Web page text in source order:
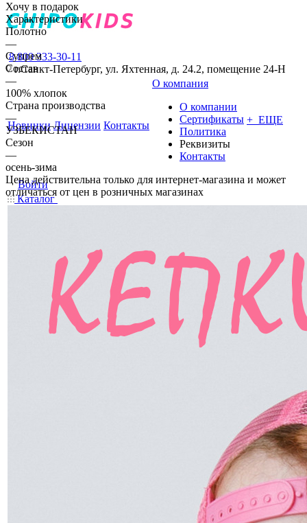
8 800 333-30-11
г.Санкт-Петербург, ул. Яхтенная, д. 24.2, помещение 24-Н
Новинки Лицензии Контакты
О компания
О компании
Сертификаты
Политика
Реквизиты
Контакты
+ ЕЩЕ
Войти
Каталог
Хочу в подарок
Характеристики
Полотно
—
Супрем
Состав
—
100% хлопок
Страна производства
—
УЗБЕКИСТАН
Сезон
—
осень-зима
Цена действительна только для интернет-магазина и может
отличаться от цен в розничных магазинах